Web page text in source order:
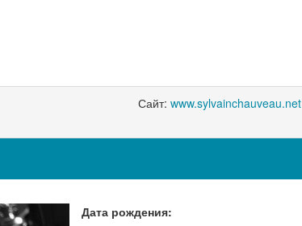
Сайт: www.sylvainchauveau.net
Дата рождения: